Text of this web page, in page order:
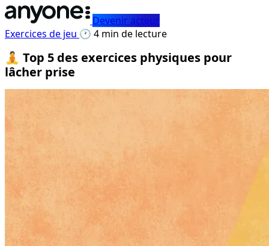
Devenir acteur
Exercices de jeu 🕐 4 min de lecture
🧘 Top 5 des exercices physiques pour
lâcher prise